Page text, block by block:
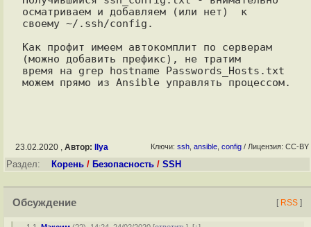
осматриваем и добавляем (или нет)  к
своему ~/.ssh/config.
Как профит имеем автокомплит по серверам
(можно добавить префикс), не тратим
время на grep hostname Passwords_Hosts.txt
23.02.2020 , Автор: Ilya Ключи: ssh ansible config / Лицензия: CC-BY
Раздел: Корень / Безопасность / SSH
Обсуждение [ RSS ]